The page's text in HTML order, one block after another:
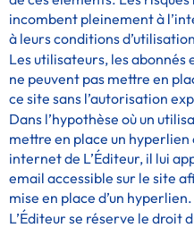
incombent pleinement à
à leurs conditions
Les utilisateurs, les
ne peuvent pas mettre en
ce site sans l’autorisation
Dans l’hypothèse où un
mettre en place un hyperlien
internet de L’Éditeur, il lui
email accessible sur le site
mise en place d’un hyperlien.
L’Éditeur se réserve le droit